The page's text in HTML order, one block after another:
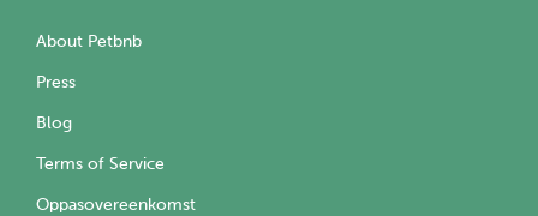
About Petbnb
Press
Blog
Terms of Service
Oppasovereenkomst